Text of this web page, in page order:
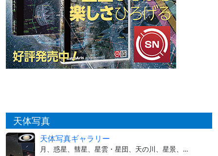
天体写真
天体写真ギャラリー
月、惑星、彗星、星雲・星団、天の川、星景、…